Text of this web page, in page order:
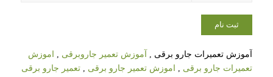
آموزش تعمیرات جارو برقی , آموزش تعمیر جاروبرقی ,
اموزش
تعمیرات جارو برقی , اموزش تعمیر جارو برقی , تعمیر جارو برقی